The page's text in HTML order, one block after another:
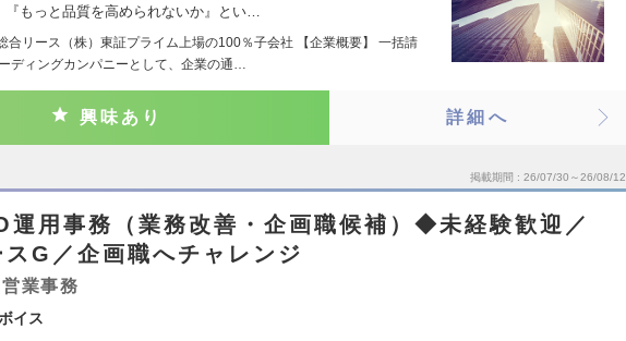
『もっと品質を高められないか』とい…
合リース（株）東証プライム上場の100％子会社 【企業概要】 一括請
ディングカンパニーとして、企業の通…
興味あり 詳細へ
掲載期間 26/07/30～26/08/12
運用事務（業務改善・企画職候補）◆未経験歓迎／
G／企画職へチャレンジ
業事務
イス